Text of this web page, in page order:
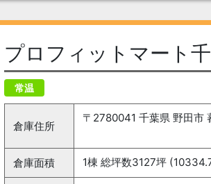
プロフィットマート
常温
倉庫住所
倉庫面積
1棟 総坪数3127坪